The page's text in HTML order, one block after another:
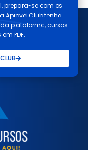
prepara-se com os
Aprovei Club tenha
plataforma, cursos
PDF.